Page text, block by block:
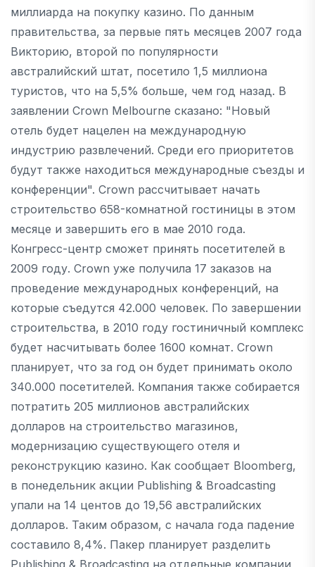
миллиарда на покупку казино. По данным
правительства, за первые пять месяцев 2007 года
Викторию, второй по популярности
австралийский штат, посетило 1,5 миллиона
туристов, что на 5,5% больше, чем год назад. В
заявлении Crown Melbourne сказано: "Новый
отель будет нацелен на международную
индустрию развлечений. Среди его приоритетов
будут также находиться международные съезды и
конференции". Crown рассчитывает начать
строительство 658-комнатной гостиницы в этом
месяце и завершить его в мае 2010 года.
Конгресс-центр сможет принять посетителей в
2009 году. Crown уже получила 17 заказов на
проведение международных конференций, на
которые съедутся 42.000 человек. По завершении
строительства, в 2010 году гостиничный комплекс
будет насчитывать более 1600 комнат. Crown
планирует, что за год он будет принимать около
340.000 посетителей. Компания также собирается
потратить 205 миллионов австралийских
долларов на строительство магазинов,
модернизацию существующего отеля и
реконструкцию казино. Как сообщает Bloomberg,
в понедельник акции Publishing & Broadcasting
упали на 14 центов до 19,56 австралийских
долларов. Таким образом, с начала года падение
составило 8,4%. Пакер планирует разделить
Publishing & Broadcasting на отдельные компании,